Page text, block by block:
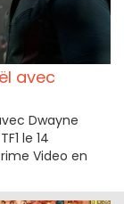
avec
Dwayne
le 14
Video en